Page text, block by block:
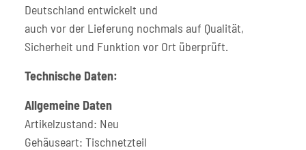
Deutschland entwickelt und
auch vor der Lieferung nochmals auf Qualität,
Sicherheit und Funktion vor Ort überprüft.
Technische Daten:
Allgemeine Daten
Artikelzustand: Neu
Gehäuseart: Tischnetzteil